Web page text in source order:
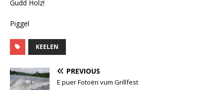
Gudd Holz!
Piggel
KEELEN
PREVIOUS
E puer Fotoën vum Grillfest